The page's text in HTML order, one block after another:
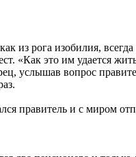
из рога изобилия,
«Как это им удается
услышав вопрос
правитель и с миром